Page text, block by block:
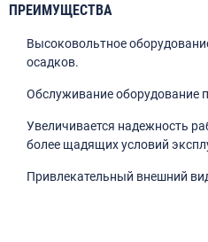
ПРЕИМУЩЕСТВА
Высоковольтное
осадков.
Обслуживание оборудование
Увеличивается надежность
более щадящих условий
Привлекательный внешний